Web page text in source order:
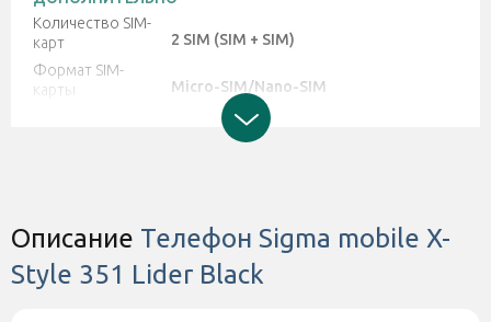
Количество SIM-
карт
2 SIM (SIM + SIM)
Формат SIM-
карты
Micro-SIM/Nano-SIM
Кнопочный телефон
Комплектация
Мобильный телефон X-style 351
Lider, Аккумулятор 3400 мА*ч,
Зарядное устройство, USB-кабель,
Описание Телефон Sigma mobile X-
Style 351 Lider Black